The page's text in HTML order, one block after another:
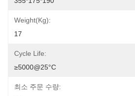
Weight(Kg):
17
Cycle Life:
≥5000@25°C
최소 주문 수량: